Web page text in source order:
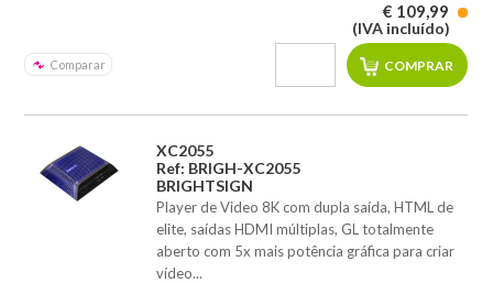
Comparar
€ 109,99
(IVA incluído)
XC2055
Ref: BRIGH-XC2055
BRIGHTSIGN
Player de Video 8K com dupla saída, HTML de
elite, saídas HDMI múltiplas, GL totalmente
aberto com 5x mais potência gráfica para criar
vídeo...